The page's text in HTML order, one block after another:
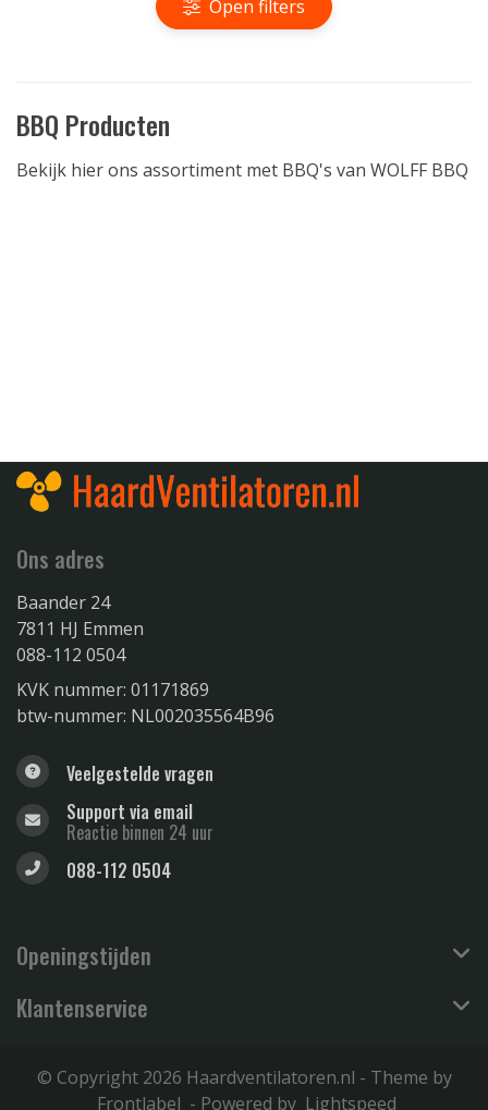
Open filters
BBQ Producten
Bekijk hier ons assortiment met BBQ's van WOLFF BBQ
Ons adres
Baander 24
7811 HJ Emmen
088-112 0504
KVK nummer: 01171869
btw-nummer: NL002035564B96
Veelgestelde vragen
Support via email
Reactie binnen 24 uur
088-112 0504
Openingstijden
Klantenservice
© Copyright 2026 Haardventilatoren.nl - Theme by
Frontlabel - Powered by Lightspeed